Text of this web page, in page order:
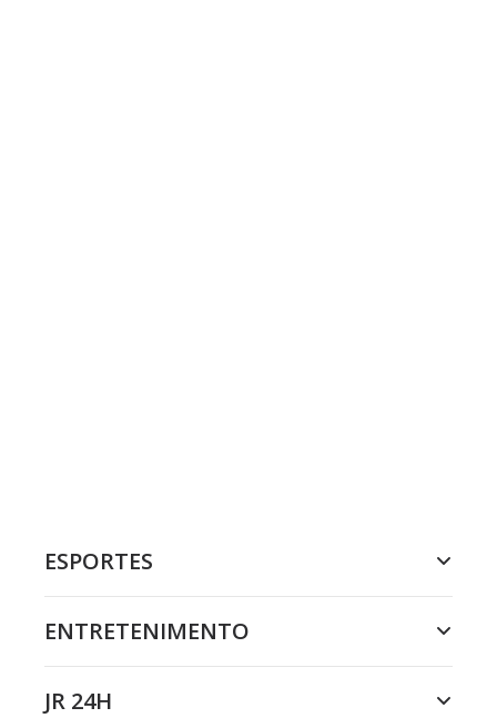
ESPORTES
ENTRETENIMENTO
JR 24H